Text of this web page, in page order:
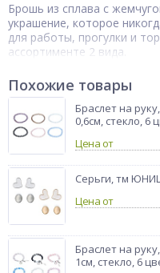
Брошь из сплава с
украшение, которое
для работы, прогулки и
ассортименте 2 вида.
Похожие товары
Браслет на
0,6см, стекло, 6
Цена от
Серьги, тм
Цена от
Браслет на
1см, стекло, 6